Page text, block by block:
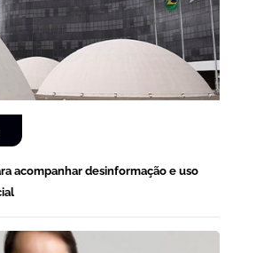
acompanhar desinformação e uso